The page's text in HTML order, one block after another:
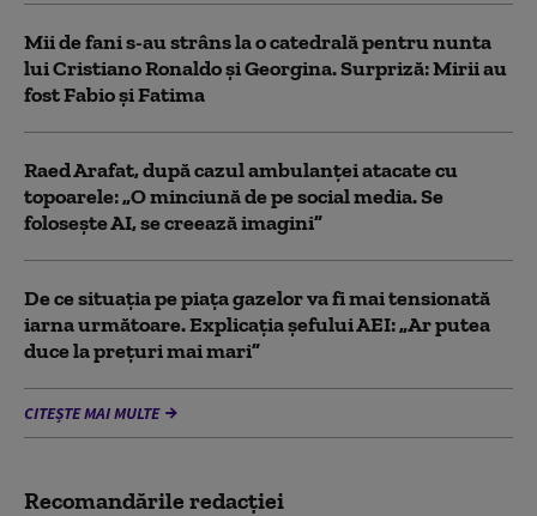
Mii de fani s-au strâns la o catedrală pentru nunta
lui Cristiano Ronaldo şi Georgina. Surpriză: Mirii au
fost Fabio şi Fatima
Raed Arafat, după cazul ambulanței atacate cu
topoarele: „O minciună de pe social media. Se
folosește AI, se creează imagini”
De ce situaţia pe piaţa gazelor va fi mai tensionată
iarna următoare. Explicația șefului AEI: „Ar putea
duce la preţuri mai mari”
CITEȘTE MAI MULTE
Recomandările redacţiei